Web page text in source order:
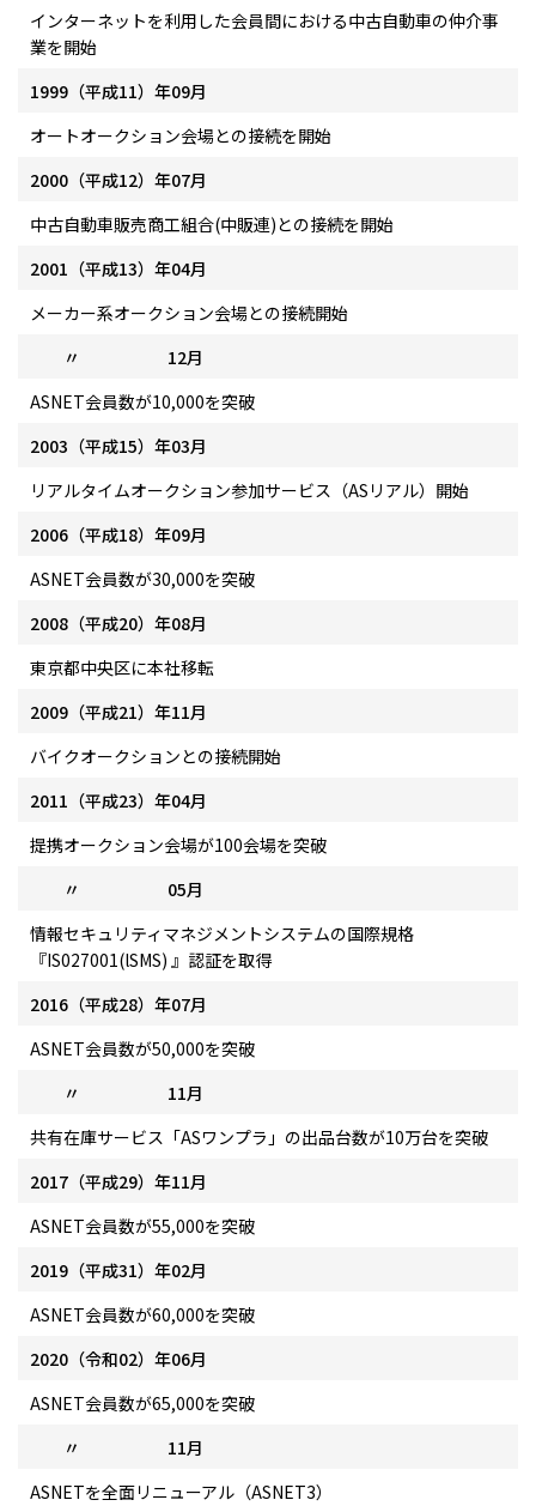
インターネットを利用した会員間における中古自動車の仲介事
業を開始
1999（平成11）年09月
オートオークション会場との接続を開始
2000（平成12）年07月
中古自動車販売商工組合(中販連)との接続を開始
2001（平成13）年04月
メーカー系オークション会場との接続開始
〃 12月
ASNET会員数が10,000を突破
2003（平成15）年03月
リアルタイムオークション参加サービス（ASリアル）開始
2006（平成18）年09月
ASNET会員数が30,000を突破
2008（平成20）年08月
東京都中央区に本社移転
2009（平成21）年11月
バイクオークションとの接続開始
2011（平成23）年04月
提携オークション会場が100会場を突破
〃 05月
情報セキュリティマネジメントシステムの国際規格
『IS027001(lSMS) 』認証を取得
2016（平成28）年07月
ASNET会員数が50,000を突破
〃 11月
共有在庫サービス「ASワンプラ」の出品台数が10万台を突破
2017（平成29）年11月
ASNET会員数が55,000を突破
2019（平成31）年02月
ASNET会員数が60,000を突破
2020（令和02）年06月
ASNET会員数が65,000を突破
〃 11月
ASNETを全面リニューアル（ASNET3）